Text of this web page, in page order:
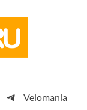
просто
Velomania